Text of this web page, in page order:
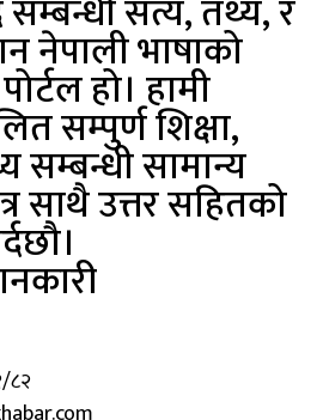
सत्य, तथ्य, र
नेपाली भाषाको
हो। हामी
सम्पुर्ण शिक्षा,
सामान्य
साथै उत्तर सहितको
८२